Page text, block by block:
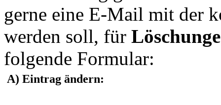
gerne eine E-Mail mit der
werden soll, für
folgende Formular:
A) Eintrag ändern: